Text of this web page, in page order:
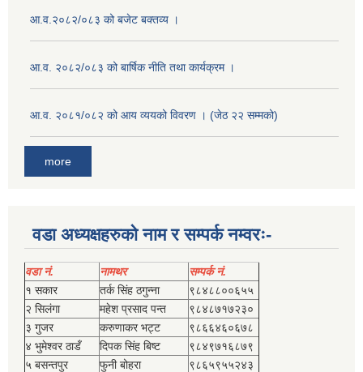
आ.व.२०८२/०८३ को बजेट बक्तव्य ।
आ.व. २०८२/०८३ को बार्षिक नीति तथा कार्यक्रम ।
आ.व. २०८१/०८२ को आय व्ययको विवरण । (जेठ २२ सम्मको)
more
वडा अध्यक्षहरुको नाम र सम्पर्क नम्वरः-
वडा नं. नामथर
सम्पर्क नं.
१ सकार
तर्क सिंह ठगुन्‍ना
९८४८८००६५५
२ सिलंगा
महेश प्रसाद पन्त
९८४८७१७२३०
३ गुजर
करुणाकर भट्ट
९८६६४६०६७८
४ भुमेश्‍वर ठाडँ
दिपक सिंह बिष्‍ट
९८४९७१६८७९
५ बसन्तपुर
फुनी बोहरा ९८६५९५५२४३